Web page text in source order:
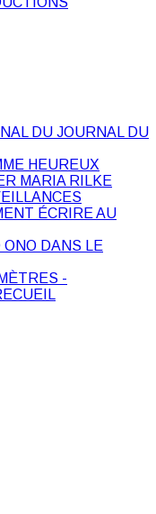
DU JOURNAL DU
HEUREUX
MARIA RILKE
ÉCRIRE AU
DANS LE
-